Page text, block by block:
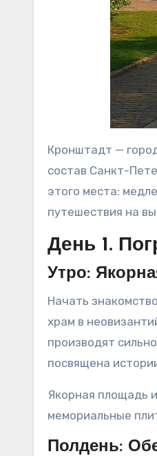
Кронштадт —
состав Санкт-
этого места:
путешествия на
День 1.
Утро:
Начать
храм в
производят
посвящена
Якорная площадь
мемориальные
Полдень: